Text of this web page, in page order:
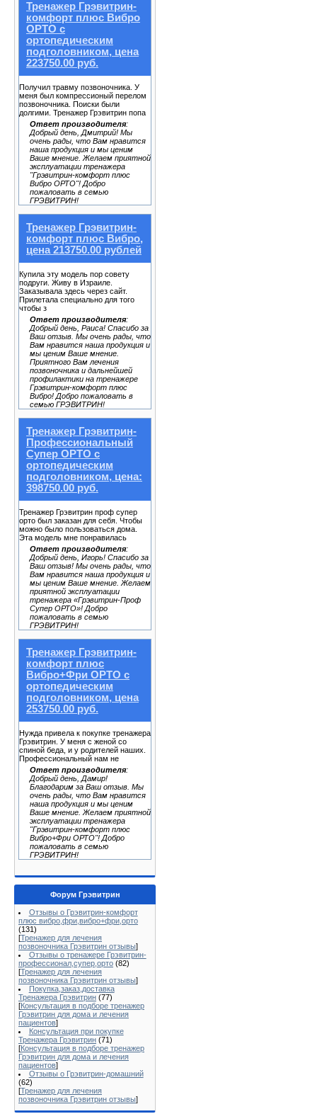
Тренажер Грэвитрин-
комфорт плюс Вибро
ОРТО с
ортопедическим
подголовником, цена
223750.00 руб.
Получил травму позвоночника. У
меня был компрессионый перелом
позвоночника. Поиски были
долгими. Тренажер Грэвитрин попа
Ответ производителя:
Добрый день, Дмитрий! Мы
очень рады, что Вам нравится
наша продукция и мы ценим
Ваше мнение. Желаем приятной
эксплуатации тренажера
"Грэвитрин-комфорт плюс
Вибро ОРТО"! Добро
пожаловать в семью
ГРЭВИТРИН!
Тренажер Грэвитрин-
комфорт плюс Вибро,
цена 213750.00 рублей
Купила эту модель пор совету
подруги. Живу в Израиле.
Заказывала здесь через сайт.
Прилетала специально для того
чтобы з
Ответ производителя:
Добрый день, Раиса! Спасибо за
Ваш отзыв. Мы очень рады, что
Вам нравится наша продукция и
мы ценим Ваше мнение.
Приятного Вам лечения
позвоночника и дальнейшей
профилактики на тренажере
Грэвитрин-комфорт плюс
Вибро! Добро пожаловать в
семью ГРЭВИТРИН!
Тренажер Грэвитрин-
Профессиональный
Супер ОРТО с
ортопедическим
подголовником, цена:
398750.00 руб.
Тренажер Грэвитрин проф супер
орто был заказан для себя. Чтобы
можно было пользоваться дома.
Эта модель мне понравилась
Ответ производителя:
Добрый день, Игорь! Спасибо за
Ваш отзыв! Мы очень рады, что
Вам нравится наша продукция и
мы ценим Ваше мнение. Желаем
приятной эксплуатации
тренажера «Грэвитрин-Проф
Супер ОРТО»! Добро
пожаловать в семью
ГРЭВИТРИН!
Тренажер Грэвитрин-
комфорт плюс
Вибро+Фри ОРТО с
ортопедическим
подголовником, цена
253750.00 руб.
Нужда привела к покупке тренажера
Грэвитрин. У меня с женой со
спиной беда, и у родителей наших.
Профессиональный нам не
Ответ производителя:
Добрый день, Дамир!
Благодарим за Ваш отзыв. Мы
очень рады, что Вам нравится
наша продукция и мы ценим
Ваше мнение. Желаем приятной
эксплуатации тренажера
"Грэвитрин-комфорт плюс
Вибро+Фри ОРТО"! Добро
пожаловать в семью
ГРЭВИТРИН!
Форум Грэвитрин
Отзывы о Грэвитрин-комфорт
плюс вибро,фри,вибро+фри,орто
(131)
[Тренажер для лечения
позвоночника Грэвитрин отзывы]
Отзывы о тренажере Грэвитрин-
профессионал,супер,орто (82)
[Тренажер для лечения
позвоночника Грэвитрин отзывы]
Покупка,заказ,доставка
Тренажера Грэвитрин (77)
[Консультация в подборе тренажер
Грэвитрин для дома и лечения
пациентов]
Консультация при покупке
Тренажера Грэвитрин (71)
[Консультация в подборе тренажер
Грэвитрин для дома и лечения
пациентов]
Отзывы о Грэвитрин-домашний
(62)
[Тренажер для лечения
позвоночника Грэвитрин отзывы]